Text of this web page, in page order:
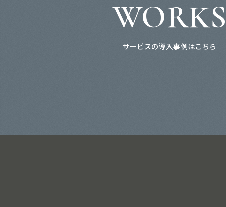
WORKS
サービスの導入事例はこちら